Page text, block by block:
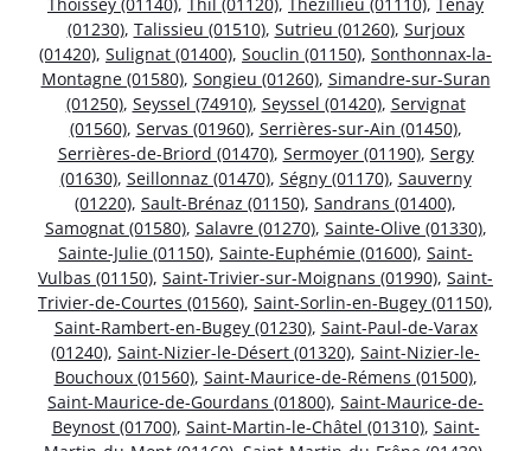
(01230), Talissieu (01510), Sutrieu (01260), Surjoux
(01420), Sulignat (01400), Souclin (01150), Sonthonnax-la-
Montagne (01580), Songieu (01260), Simandre-sur-Suran
(01250), Seyssel (74910), Seyssel (01420), Servignat
(01560), Servas (01960), Serrières-sur-Ain (01450),
Serrières-de-Briord (01470), Sermoyer (01190), Sergy
(01630), Seillonnaz (01470), Ségny (01170), Sauverny
(01220), Sault-Brénaz (01150), Sandrans (01400),
Samognat (01580), Salavre (01270), Sainte-Olive (01330),
Sainte-Julie (01150), Sainte-Euphémie (01600), Saint-
Vulbas (01150), Saint-Trivier-sur-Moignans (01990), Saint-
Trivier-de-Courtes (01560), Saint-Sorlin-en-Bugey (01150),
Saint-Rambert-en-Bugey (01230), Saint-Paul-de-Varax
(01240), Saint-Nizier-le-Désert (01320), Saint-Nizier-le-
Bouchoux (01560), Saint-Maurice-de-Rémens (01500),
Saint-Maurice-de-Gourdans (01800), Saint-Maurice-de-
Beynost (01700), Saint-Martin-le-Châtel (01310), Saint-